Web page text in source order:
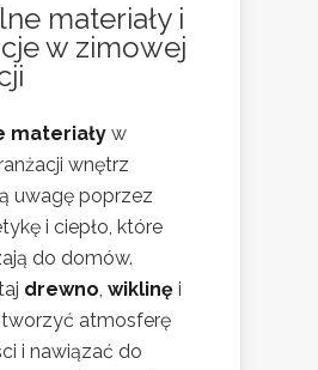
materiały i
w zimowej
materiały w
wnętrz
uwagę poprzez
i ciepło, które
do domów.
drewno, wiklinę i
atmosferę
i nawiązać do